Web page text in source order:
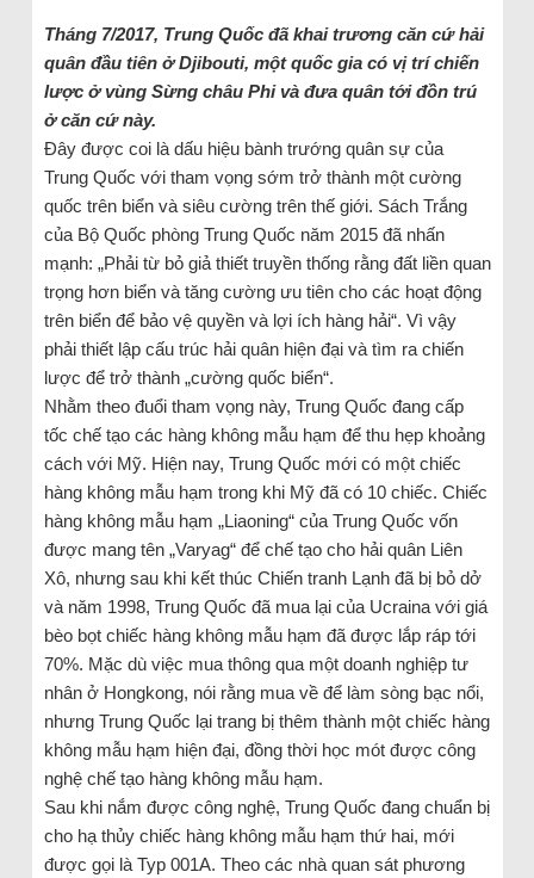
Tháng 7/2017, Trung Quốc đã khai trương căn cứ hải
quân đầu tiên ở Djibouti, một quốc gia có vị trí chiến
lược ở vùng Sừng châu Phi và đưa quân tới đồn trú
ở căn cứ này.
Đây được coi là dấu hiệu bành trướng quân sự của
Trung Quốc với tham vọng sớm trở thành một cường
quốc trên biển và siêu cường trên thế giới. Sách Trắng
của Bộ Quốc phòng Trung Quốc năm 2015 đã nhấn
mạnh: „Phải từ bỏ giả thiết truyền thống rằng đất liền quan
trọng hơn biển và tăng cường ưu tiên cho các hoạt động
trên biển để bảo vệ quyền và lợi ích hàng hải“. Vì vậy
phải thiết lập cấu trúc hải quân hiện đại và tìm ra chiến
lược để trở thành „cường quốc biển“.
Nhằm theo đuổi tham vọng này, Trung Quốc đang cấp
tốc chế tạo các hàng không mẫu hạm để thu hẹp khoảng
cách với Mỹ. Hiện nay, Trung Quốc mới có một chiếc
hàng không mẫu hạm trong khi Mỹ đã có 10 chiếc. Chiếc
hàng không mẫu hạm „Liaoning“ của Trung Quốc vốn
được mang tên „Varyag“ để chế tạo cho hải quân Liên
Xô, nhưng sau khi kết thúc Chiến tranh Lạnh đã bị bỏ dở
và năm 1998, Trung Quốc đã mua lại của Ucraina với giá
bèo bọt chiếc hàng không mẫu hạm đã được lắp ráp tới
70%. Mặc dù việc mua thông qua một doanh nghiệp tư
nhân ở Hongkong, nói rằng mua về để làm sòng bạc nổi,
nhưng Trung Quốc lại trang bị thêm thành một chiếc hàng
không mẫu hạm hiện đại, đồng thời học mót được công
nghệ chế tạo hàng không mẫu hạm.
Sau khi nắm được công nghệ, Trung Quốc đang chuẩn bị
cho hạ thủy chiếc hàng không mẫu hạm thứ hai, mới
được gọi là Typ 001A. Theo các nhà quan sát phương